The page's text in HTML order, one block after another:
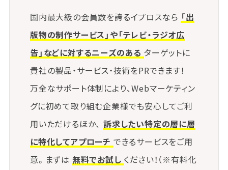
国内最大級の会員数を誇るイプロスなら 「出
版物の制作サービス」や「テレビ・ラジオ広
告」などに対するニーズのある ターゲットに
貴社の製品・サービス・技術をPRできます！
万全なサポート体制により、Webマーケティン
グに初めて取り組む企業様でも安心してご利
用いただけるほか、 訴求したい特定の層に層
に特化してアプローチ できるサービスをご用
意。まずは 無料でお試し ください！（※有料化